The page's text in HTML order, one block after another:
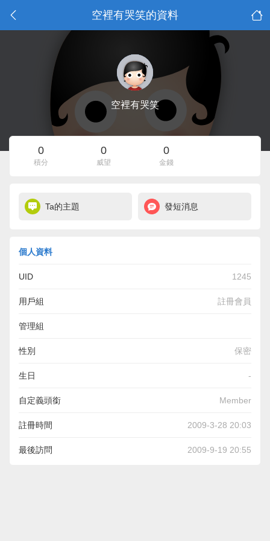
空裡有哭笑的資料
空裡有哭笑
0
積分
0
威望
0
金錢
Ta的主題 發短消息
個人資料
UID 1245
用戶組 註冊會員
管理組
性別 保密
生日 -
自定義頭銜 Member
註冊時間 2009-3-28 20:03
最後訪問 2009-9-19 20:55